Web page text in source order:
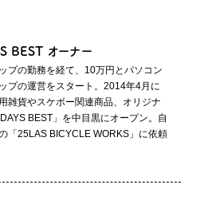
BEST オーナー
プの勤務を経て、10万円とパソコン
プの運営をスタート。2014年4月に
雑貨やスケボー関連商品、オリジナ
BEST」を中目黒にオープン。自
「25LAS BICYCLE WORKS」に依頼